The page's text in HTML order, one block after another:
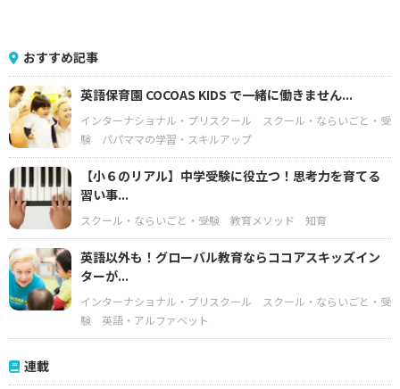
おすすめ記事
英語保育園 COCOAS KIDS で一緒に働きません...
インターナショナル・プリスクール
スクール・ならいごと・受
験
パパママの学習・スキルアップ
【小６のリアル】中学受験に役立つ！思考力を育てる
習い事...
スクール・ならいごと・受験 教育メソッド 知育
英語以外も！グローバル教育ならココアスキッズイン
ターが...
インターナショナル・プリスクール
スクール・ならいごと・受
験
英語・アルファベット
連載